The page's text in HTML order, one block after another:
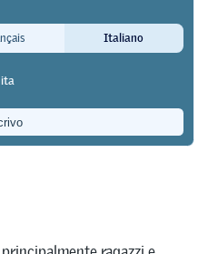
per le
se queste
in modo
Italiano